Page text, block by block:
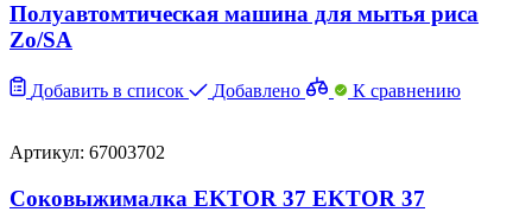
Полуавтомтическая машина для мытья риса
Zo/SA
Добавить в список Добавлено К сравнению
Артикул: 67003702
Соковыжималка EKTOR 37 EKTOR 37